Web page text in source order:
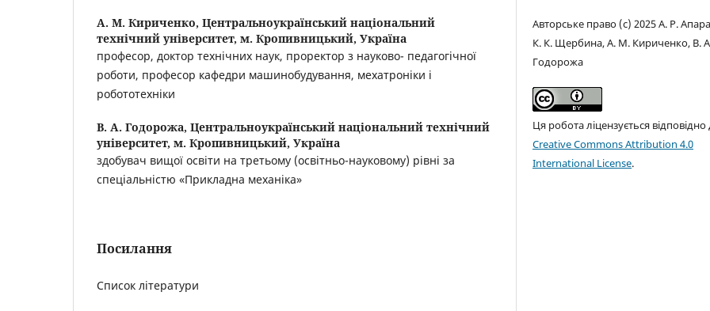
А. М. Кириченко, Центральноукраїнський національний
технічний університет, м. Кропивницький, Україна
професор, доктор технічних наук, проректор з науково- педагогічної
роботи, професор кафедри машинобудування, мехатроніки і
робототехніки
В. А. Годорожа, Центральноукраїнський національний технічний
університет, м. Кропивницький, Україна
здобувач вищої освіти на третьому (освітньо-науковому) рівні за
спеціальністю «Прикладна механіка»
Посилання
Список літератури
Авторське право (c) 2025 А. Р.
К. К. Щербина, А. М. Кириченко, В.
Годорожа
Ця робота ліцензується відповідно
Creative Commons Attribution 4.0
International License.